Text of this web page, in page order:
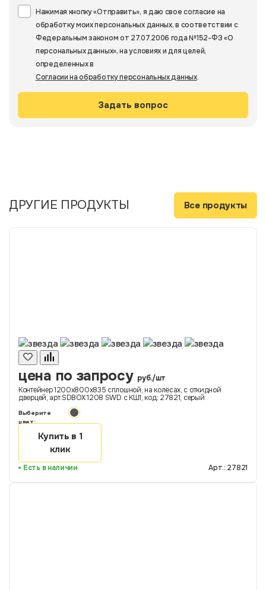
Нажимая кнопку «Отправить», я даю свое согласие на
обработку моих персональных данных, в соответствии с
Федеральным законом от 27.07.2006 года №152-ФЗ «О
персональных данных», на условиях и для целей,
определенных в
Согласии на обработку персональных данных.
ДРУГИЕ ПРОДУКТЫ Все продукты
цена по запросу руб./шт
Контейнер 1200х800х835 сплошной, на колёсах, с откидной
дверцей, арт.SDBOX 1208 SWD с КШ1, код: 27821, серый
Выберите
цвет:
Купить в 1
клик
Есть в наличии Арт.: 27821